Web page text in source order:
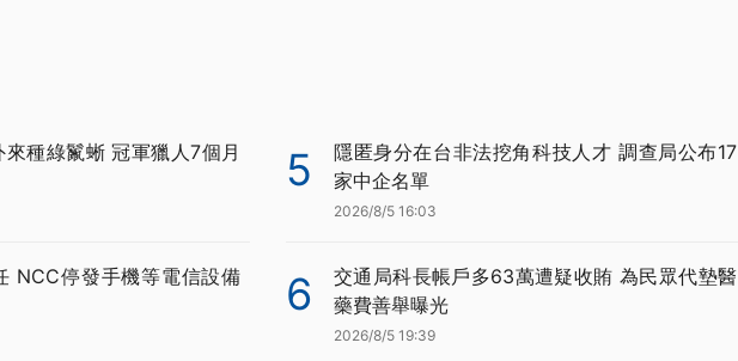
種綠鬣蜥 冠軍獵人7個月
NCC停發手機等電信設備
5
隱匿身分在台非法挖角科技人才 調查局公布17
家中企名單
2026/8/5 16:03
6
交通局科長帳戶多63萬遭疑收賄 為民眾代墊醫
藥費善舉曝光
2026/8/5 19:39